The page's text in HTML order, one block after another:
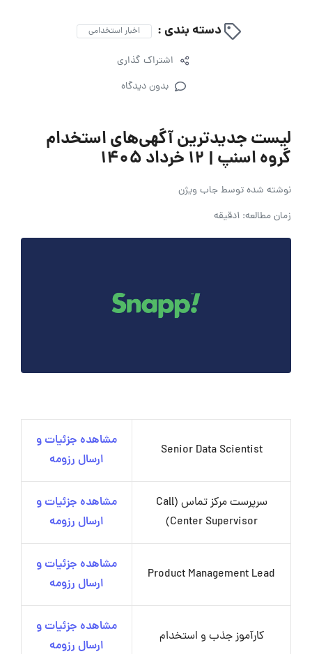
دسته بندی : اخبار استخدامی
اشتراک گذاری
بدون دیدگاه
لیست جدیدترین آگهی‌های استخدام
گروه اسنپ | ۱۲ خرداد ۱۴۰۵
نوشته شده توسطجاب ویژن
زمان مطالعه: 1دقیقه
Senior Data Scientist
مشاهده جزئیات و
ارسال رزومه
سرپرست مرکز تماس (Call
Center Supervisor)
مشاهده جزئیات و
ارسال رزومه
Product Management Lead
مشاهده جزئیات و
ارسال رزومه
کارآموز جذب و استخدام
مشاهده جزئیات و
ارسال رزومه